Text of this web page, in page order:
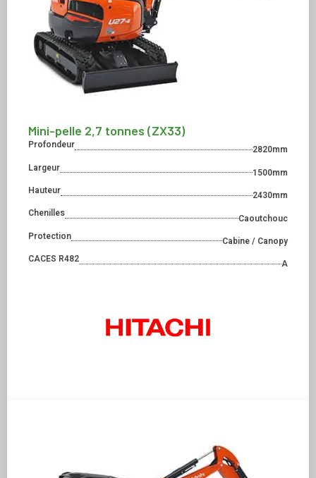
Mini-pelle 2,7 tonnes (ZX33)
Profondeur
2820mm
Largeur
1500mm
Hauteur
2430mm
Chenilles
Caoutchouc
Protection
Cabine / Canopy
CACES R482
A